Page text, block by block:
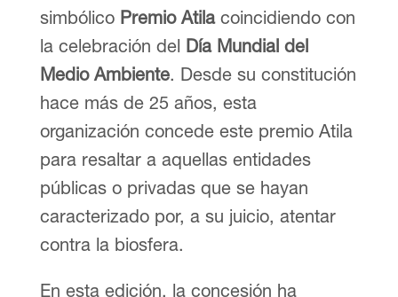
simbólico Premio Atilacoincidiendo con
la celebración del Día Mundial del
Medio Ambiente. Desde su constitución
hace más de 25 años, esta
organización concede este premio Atila
para resaltar a aquellas entidades
públicas o privadas que se hayan
caracterizado por, a su juicio, atentar
contra la biosfera.
En esta edición, la concesión ha